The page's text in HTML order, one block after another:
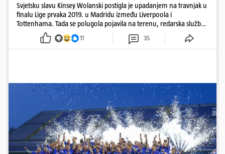
Svjetsku slavu Kinsey Wolanski postigla je upadanjem na travnjak u
finalu Lige prvaka 2019. u Madridu između Liverpoola i
Tottenhama. Tada se polugola pojavila na terenu, redarska služba
ju je lovila po travnjaku, a njezine fotografije obišle su svijet.
11 35